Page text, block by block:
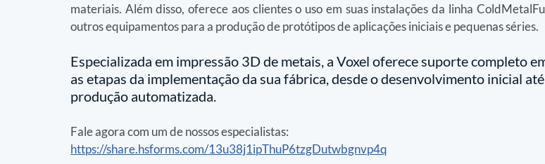
materiais. Além disso, oferece aos clientes o uso em suas instalações da linha
outros equipamentos para a produção de protótipos de aplicações iniciais e pequenas séries.
Especializada em impressão 3D de metais, a Voxel oferece suporte completo
as etapas da implementação da sua fábrica, desde o desenvolvimento inicial
produção automatizada.
Fale agora com um de nossos especialistas:
https://share.hsforms.com/13u38j1ipThuP6tzgDutwbgnvp4q